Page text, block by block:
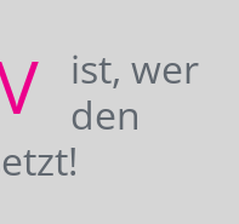
ist, wer
den